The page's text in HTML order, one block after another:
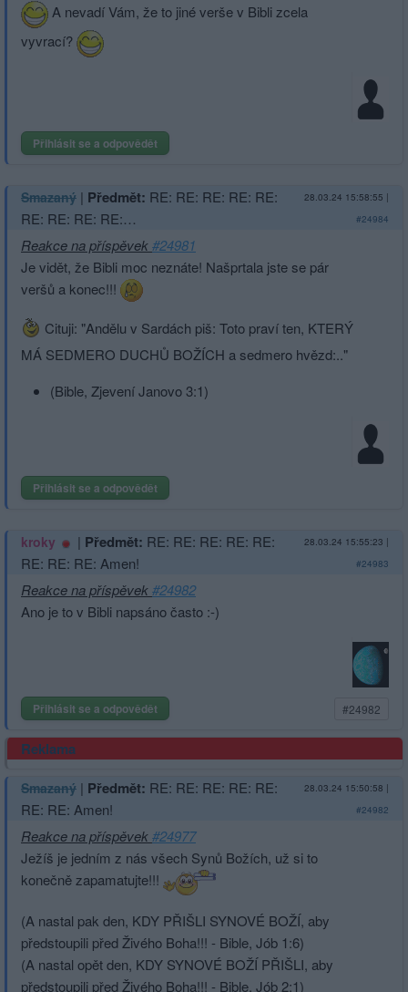
A nevadí Vám, že to jiné verše v Bibli zcela
vyvrací?
Přihlásit se a odpovědět
Smazaný | Předmět: RE: RE: RE: RE: RE:
RE: RE: RE: RE:…
28.03.24 15:58:55 |
#24984
Reakce na příspěvek#24981
Je vidět, že Bibli moc neznáte! Našprtala jste se pár
veršů a konec!!!
Cituji: "Andělu v Sardách piš: Toto praví ten, KTERÝ
MÁ SEDMERO DUCHŮ BOŽÍCH a sedmero hvězd:.."
(Bible, Zjevení Janovo 3:1)
Přihlásit se a odpovědět
kroky | Předmět: RE: RE: RE: RE: RE:
RE: RE: RE: Amen!
28.03.24 15:55:23 |
#24983
Reakce na příspěvek#24982
Ano je to v Bibli napsáno často :-)
Přihlásit se a odpovědět #24982
Reklama
Smazaný | Předmět: RE: RE: RE: RE: RE:
RE: RE: Amen!
28.03.24 15:50:58 |
#24982
Reakce na příspěvek#24977
Ježíš je jedním z nás všech Synů Božích, už si to
konečně zapamatujte!!!
(A nastal pak den, KDY PŘIŠLI SYNOVÉ BOŽÍ, aby
předstoupili před Živého Boha!!! - Bible, Jób 1:6)
(A nastal opět den, KDY SYNOVÉ BOŽÍ PŘIŠLI, aby
předstoupili před Živého Boha!!! - Bible, Jób 2:1)